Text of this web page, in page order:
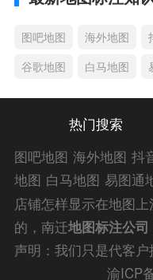
图吧地图 海外地图
谷歌地图
白马地图
热门搜索
图吧地图 海外地图 抖
地图 白马地图 易图通
地图 车载地图 导航地
老虎地图 电子地图 卫
苹果 导航犬 老虎
店铺怎样显示在地图
的，南迁地图标注公司
示在地图上注册解答
快速上线！渝ICP